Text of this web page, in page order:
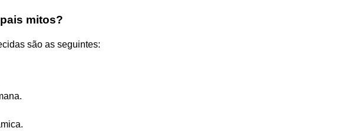
mitos?
são as seguintes: